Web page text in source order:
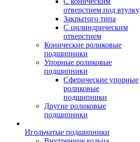
отверстием под втулку
Закрытого типа
С цилиндрическим
отверстием
Конические роликовые
подшипники
Упорные роликовые
подшипники
Сферические упорные
роликовые
подшипники
Другие роликовые
подшипники
Игольчатые подшипники